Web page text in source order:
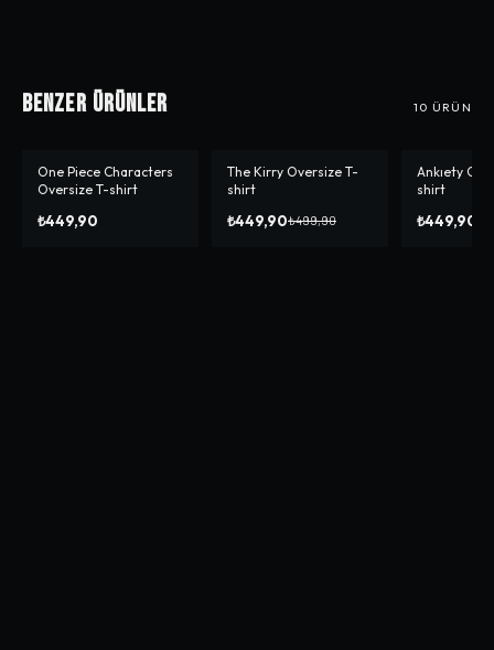
Benzer Ürünler 10 ÜRÜN
One Piece Characters
Oversize T-shirt
₺449,90
-%10
The Kirry Oversize T-
shirt
₺449,90₺499,90
-%10
Ankıety
shirt
₺449,90